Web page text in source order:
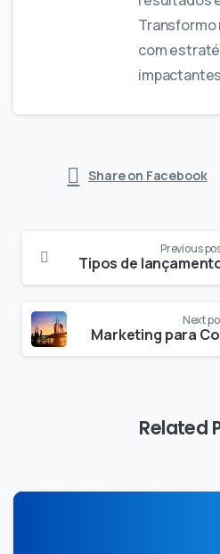
Transformo
com
Share on Facebook
Previous
Next
Related